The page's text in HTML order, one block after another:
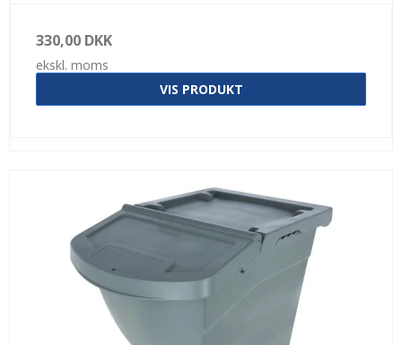
330,00 DKK
ekskl. moms
VIS PRODUKT